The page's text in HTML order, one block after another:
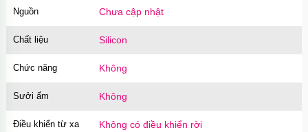
Nguồn Chưa cập nhật
Chất liệu Silicon
Chức năng Không
Sưởi ấm Không
Điều khiển từ xa Không có điều khiển rời